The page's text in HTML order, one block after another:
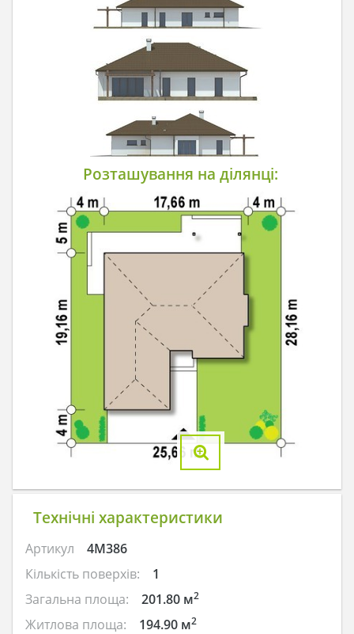
Розташування на ділянці:
Технічні характеристики
Артикул
4M386
Кількість поверхів:
1
Загальна площа:
201.80 м2
Житлова площа: 194.90 м2